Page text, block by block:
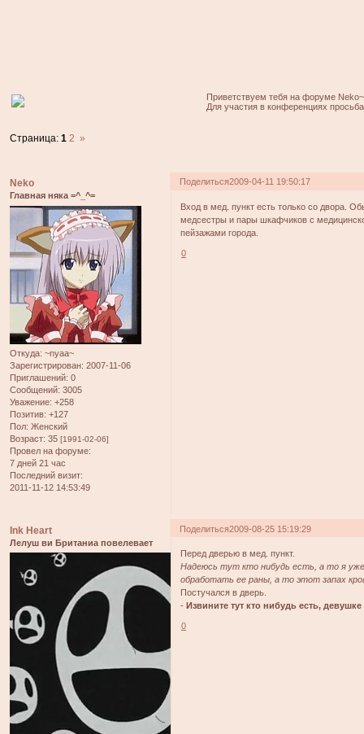
Приветствуем тебя на форуме
Для участия в конференциях
Страница:1 2 »
Поделиться2009-04-11 19:50:17
Neko
Главная няка =^_^=
Откуда: ~nyaa~
Зарегистрирован: 2007-11-06
Приглашений: 0
Сообщений: 3005
Уважение: +258
Позитив: +127
Пол: Женский
Возраст: 35 [1991-02-06]
Провел на форуме:
7 дней 21 час
Последний визит:
2011-11-12 14:53:49
Вход в мед. пункт есть только со двора.
медсестры и пары шкафчиков с
пейзажами города.
0
Поделиться2009-08-25 15:19:29
Ink Heart
Лелуш ви Британиа повелевает
Перед дверью в мед. пункт.
Надеюсь тут кто нибудь есть, а то я уже
обработать ее раны, а то этот запах
Постучался в дверь.
-Извините тут кто нибудь есть,
0